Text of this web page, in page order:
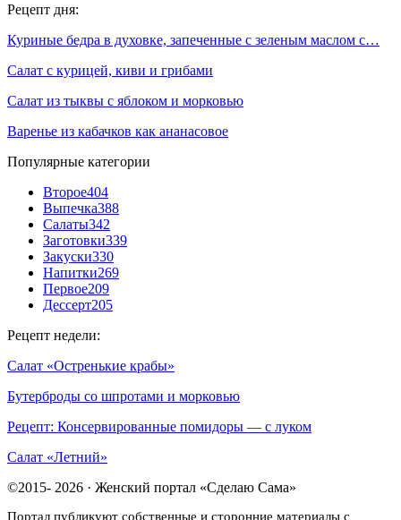
Рецепт дня:
Куриные бедра в духовке, запеченные с зеленым маслом с…
Салат с курицей, киви и грибами
Салат из тыквы с яблоком и морковью
Варенье из кабачков как ананасовое
Популярные категории
Второе404
Выпечка388
Салаты342
Заготовки339
Закуски330
Напитки269
Первое209
Дессерт205
Рецепт недели:
Салат «Остренькие крабы»
Бутерброды со шпротами и морковью
Рецепт: Консервированные помидоры — с луком
Салат «Летний»
©2015- 2026 · Женский портал «Сделаю Сама»
Портал публикуют собственные и сторонние материалы с